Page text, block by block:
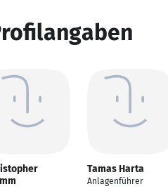
Tamas Harta
Anlagenführer